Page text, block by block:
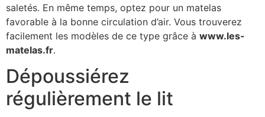
saletés. En même temps, optez pour un matelas
favorable à la bonne circulation d’air. Vous trouverez
facilement les modèles de ce type grâce à www.les-
matelas.fr.
Dépoussiérez
régulièrement le lit